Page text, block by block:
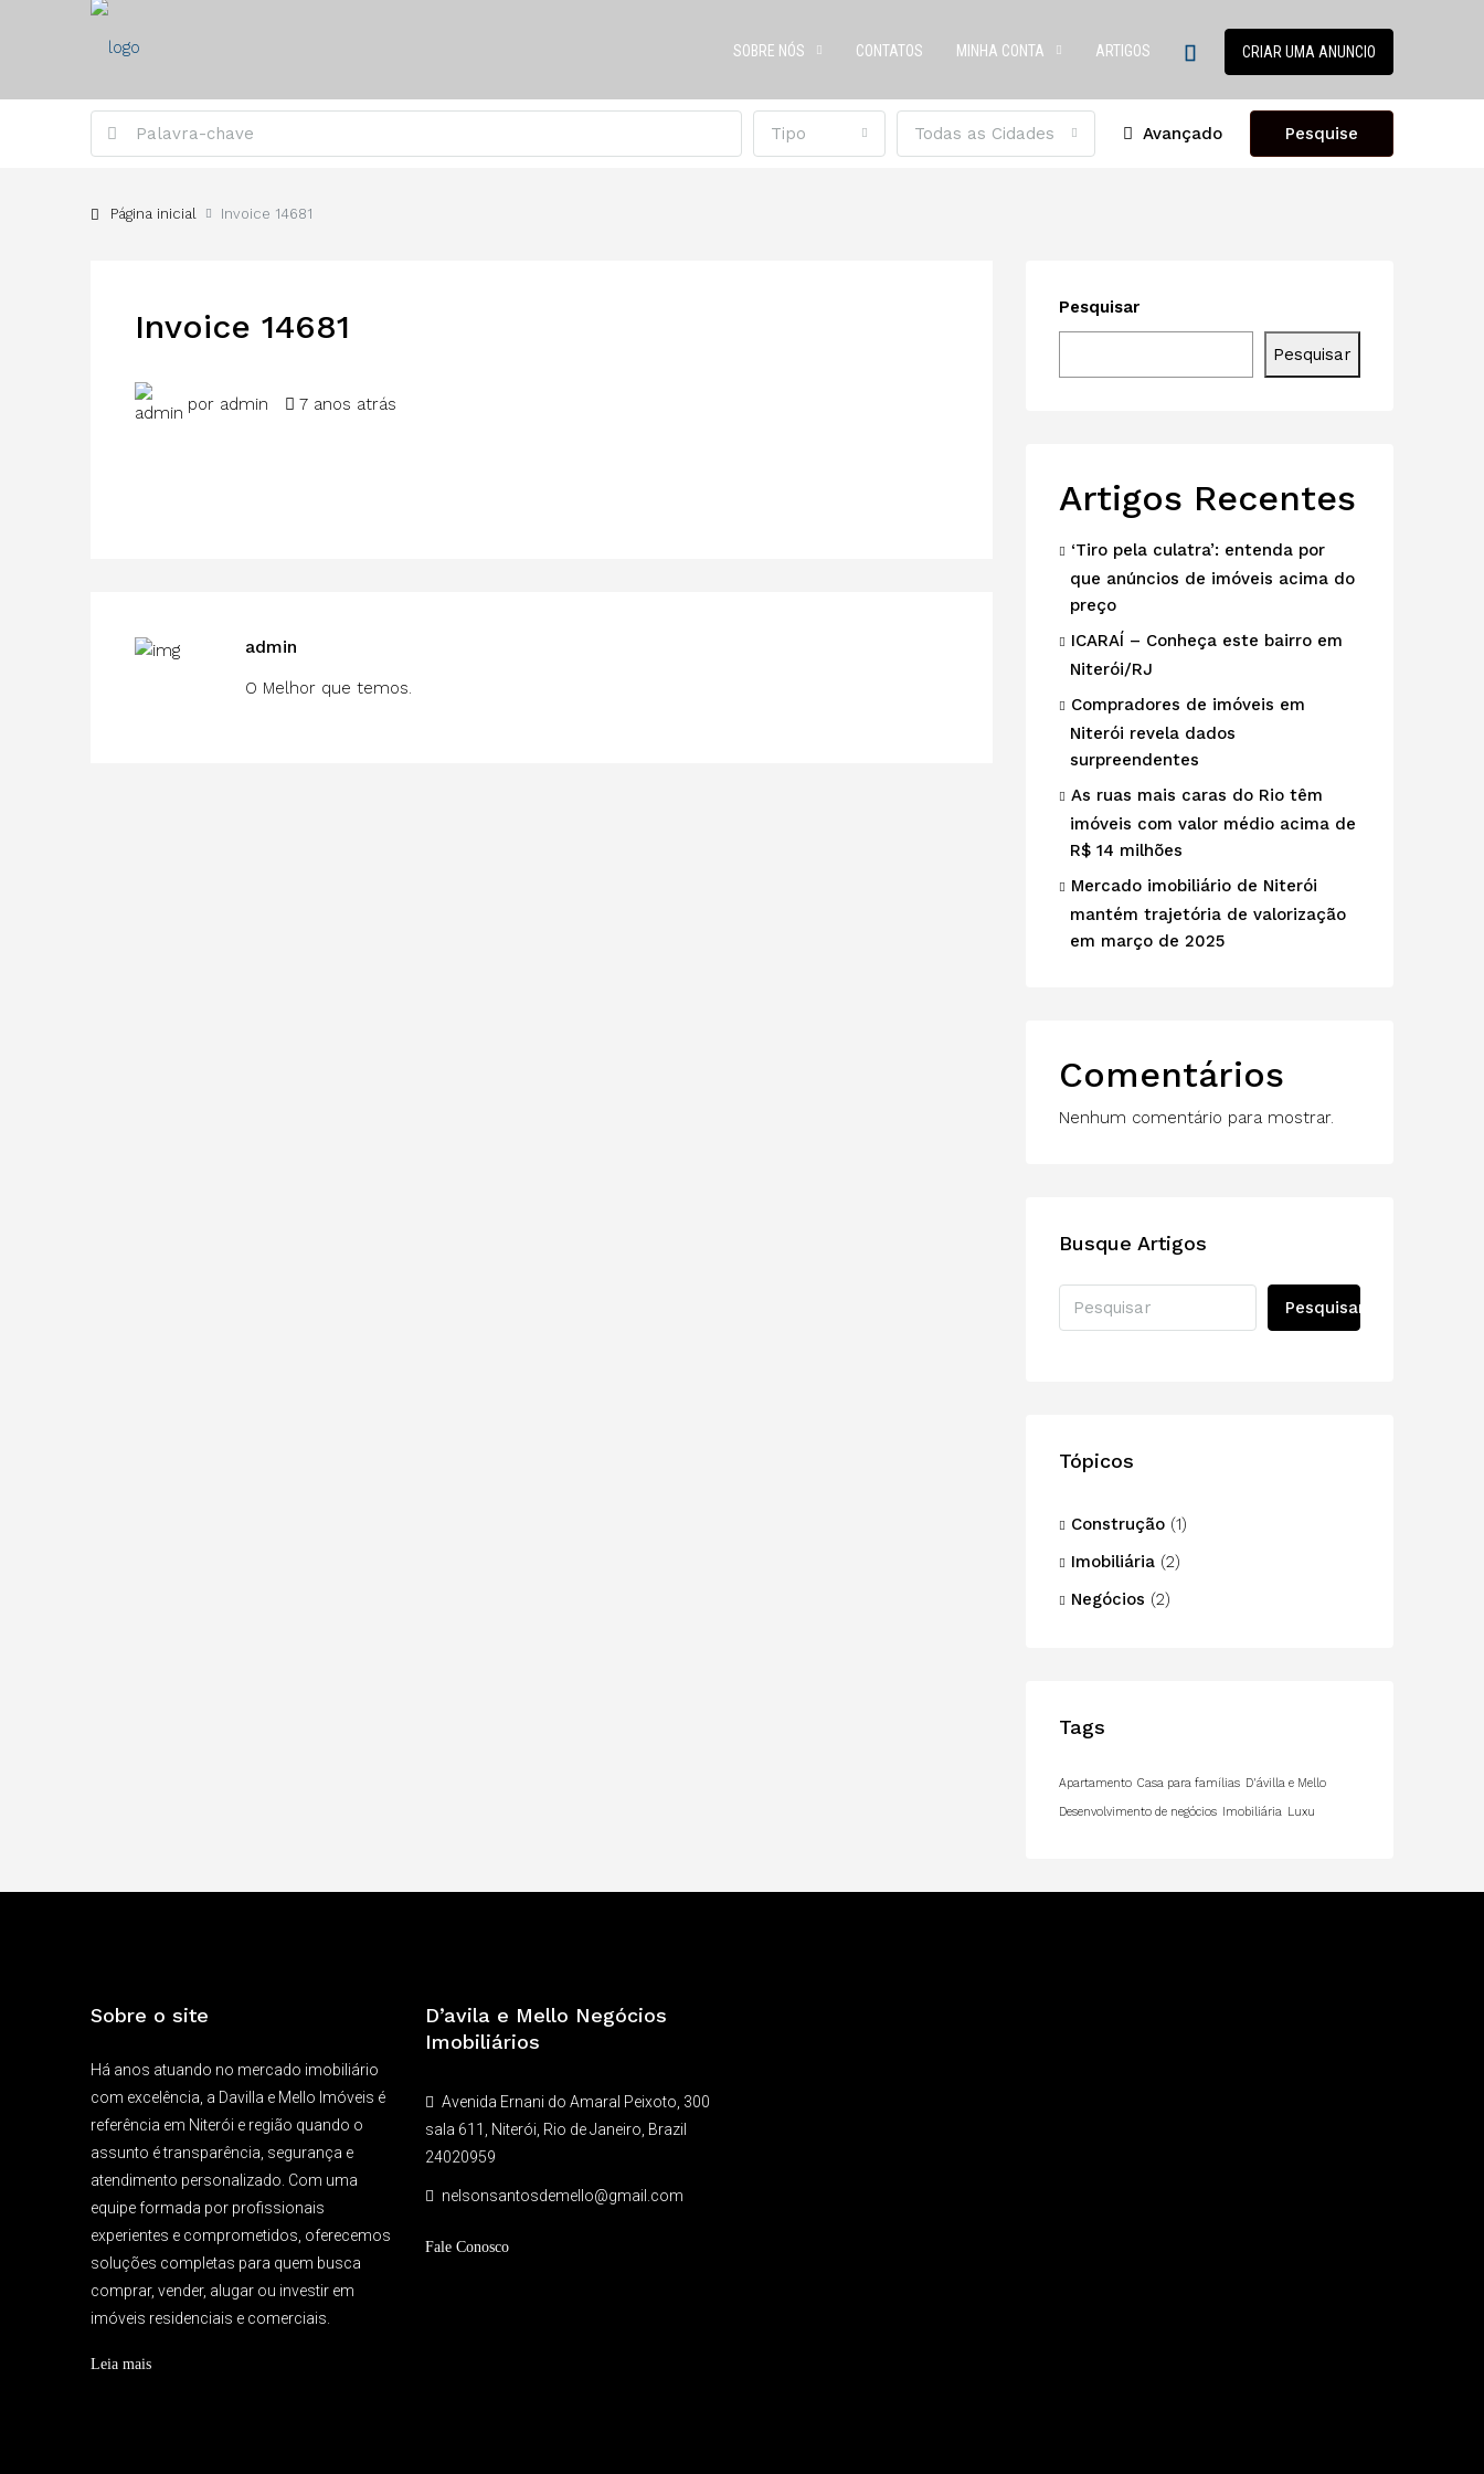
SOBRE NÓS CONTATOS MINHA CONTA ARTIGOS CRIAR UMA ANUNCIO
Tipo Todas as Cidades Avançado Pesquise
Página inicial Invoice 14681
Invoice 14681
por admin 7 anos atrás
admin
O Melhor que temos.
Pesquisar
Pesquisar
Artigos Recentes
‘Tiro pela culatra’: entenda por
que anúncios de imóveis acima do
preço
ICARAÍ – Conheça este bairro em
Niterói/RJ
Compradores de imóveis em
Niterói revela dados
surpreendentes
As ruas mais caras do Rio têm
imóveis com valor médio acima de
R$ 14 milhões
Mercado imobiliário de Niterói
mantém trajetória de valorização
em março de 2025
Comentários
Nenhum comentário para mostrar.
Busque Artigos
Pesquisar
Tópicos
Construção (1)
Imobiliária (2)
Negócios (2)
Tags
Apartamento Casa para famílias D'ávilla e Mello
Desenvolvimento de negócios Imobiliária Luxu
Sobre o site
Há anos atuando no mercado imobiliário
com excelência, a Davilla e Mello Imóveis é
referência em Niterói e região quando o
assunto é transparência, segurança e
atendimento personalizado. Com uma
equipe formada por profissionais
experientes e comprometidos, oferecemos
soluções completas para quem busca
comprar, vender, alugar ou investir em
imóveis residenciais e comerciais.
Leia mais
D’avila e Mello Negócios
Imobiliários
Avenida Ernani do Amaral Peixoto, 300
sala 611, Niterói, Rio de Janeiro, Brazil
24020959
nelsonsantosdemello@gmail.com
Fale Conosco